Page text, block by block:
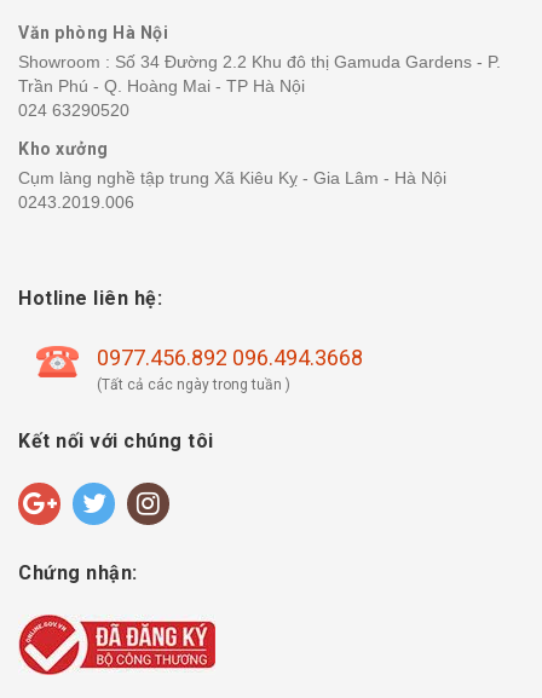
Văn phòng Hà Nội
Showroom : Số 34 Đường 2.2 Khu đô thị Gamuda Gardens - P.
Trần Phú - Q. Hoàng Mai - TP Hà Nội
024 63290520
Kho xưởng
Cụm làng nghề tập trung Xã Kiêu Kỵ - Gia Lâm - Hà Nội
0243.2019.006
Hotline liên hệ:
0977.456.892 096.494.3668
(Tất cả các ngày trong tuần )
Kết nối với chúng tôi
Chứng nhận: